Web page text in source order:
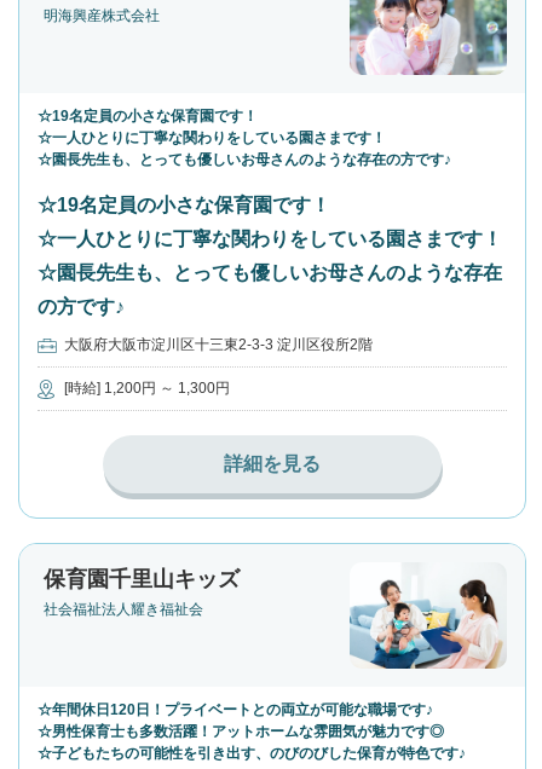
明海興産株式会社
☆19名定員の小さな保育園です！
☆一人ひとりに丁寧な関わりをしている園さまです！
☆園長先生も、とっても優しいお母さんのような存在の方です♪
☆19名定員の小さな保育園です！
☆一人ひとりに丁寧な関わりをしている園さまです！
☆園長先生も、とっても優しいお母さんのような存在
の方です♪
大阪府大阪市淀川区十三東2-3-3 淀川区役所2階
[時給] 1,200円 ～ 1,300円
詳細を見る
保育園千里山キッズ
社会福祉法人耀き福祉会
☆年間休日120日！プライベートとの両立が可能な職場です♪
☆男性保育士も多数活躍！アットホームな雰囲気が魅力です◎
☆子どもたちの可能性を引き出す、のびのびした保育が特色です♪